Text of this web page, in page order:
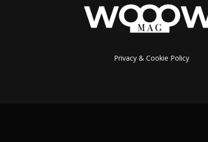
Privacy & Cookie Policy